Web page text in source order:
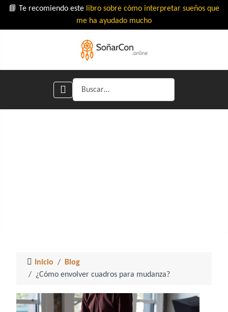
📘 Te recomiendo este libro sobre cómo interpretar sueños que
me ha ayudado mucho
Buscar
Inicio
Blog
¿Cómo envolver cuadros para mudanza?